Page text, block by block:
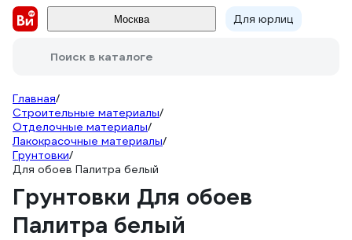
Москва Для юрлиц
Поиск в каталоге
Главная/
Строительные материалы/
Отделочные материалы/
Лакокрасочные материалы/
Грунтовки/
Для обоев Палитра белый
Грунтовки Для обоев
Палитра белый